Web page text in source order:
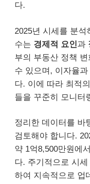
다.
2025년 시세를 분
수는 경제적 요인과
부의 부동산 정책
수 있으며, 이자율
다. 이에 따라 최적
들을 꾸준히 모니터
정리한 데이터를 바
검토해야 합니다.
약 1억8,500만원에
다. 주기적으로 시
하여 지속적으로 업